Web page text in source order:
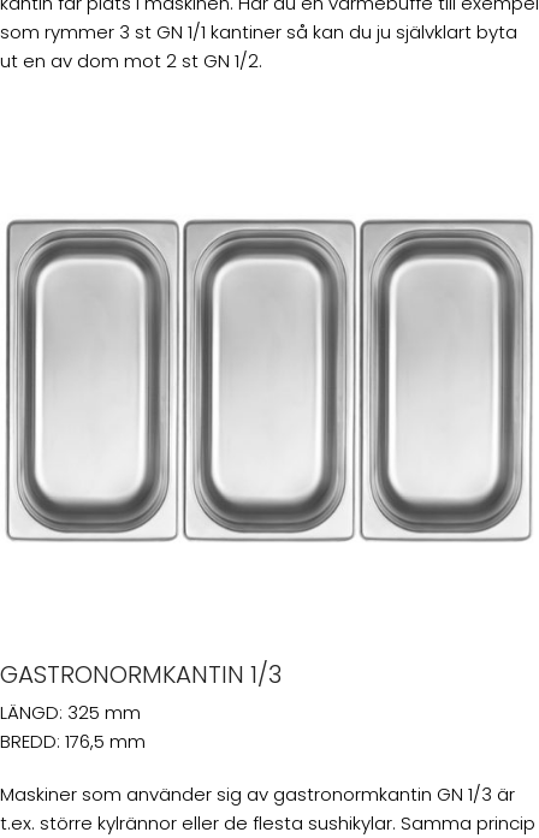
som rymmer 3 st GN 1/1 kantiner så kan du ju självklart byta
ut en av dom mot 2 st GN 1/2.
GASTRONORMKANTIN 1/3
LÄNGD: 325 mm
BREDD: 176,5 mm
Maskiner som använder sig av gastronormkantin GN 1/3 är
t.ex. större kylrännor eller de flesta sushikylar. Samma princip